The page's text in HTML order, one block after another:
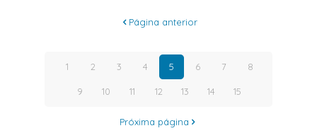
Página anterior
1 2 3 4 5 6 7 8
9 10 11 12 13 14 15
Próxima página